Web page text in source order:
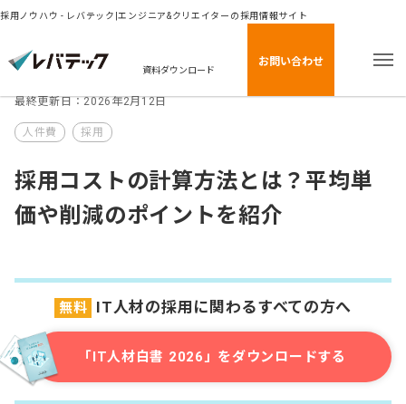
採用ノウハウ - レバテック|エンジニア&クリエイターの採用情報サイト
資料ダウンロード
お問い合わせ
最終更新日：2026年2月12日
人件費 採用
採用コストの計算方法とは？平均単
価や削減のポイントを紹介
無料 IT人材の採用に関わるすべての方へ
「IT人材白書 2026」をダウンロードする